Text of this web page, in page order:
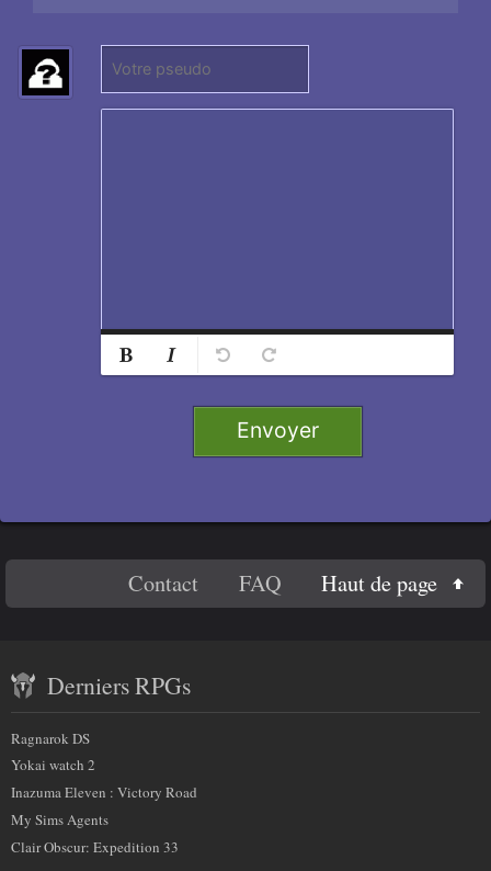
Normal
Titre 1
Titre 2
Titre 4
Code
Ajouter
Envoyer
plus
sur
nous
Contact FAQ Haut de page
récent
et
partenaires
Derniers RPGs
Ragnarok DS
Yokai watch 2
Inazuma Eleven : Victory Road
My Sims Agents
Clair Obscur: Expedition 33